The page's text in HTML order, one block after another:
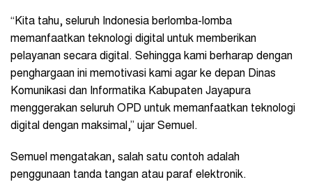
“Kita tahu, seluruh Indonesia berlomba-lomba
memanfaatkan teknologi digital untuk memberikan
pelayanan secara digital. Sehingga kami berharap dengan
penghargaan ini memotivasi kami agar ke depan Dinas
Komunikasi dan Informatika Kabupaten Jayapura
menggerakan seluruh OPD untuk memanfaatkan teknologi
digital dengan maksimal,” ujar Semuel.
Semuel mengatakan, salah satu contoh adalah
penggunaan tanda tangan atau paraf elektronik.